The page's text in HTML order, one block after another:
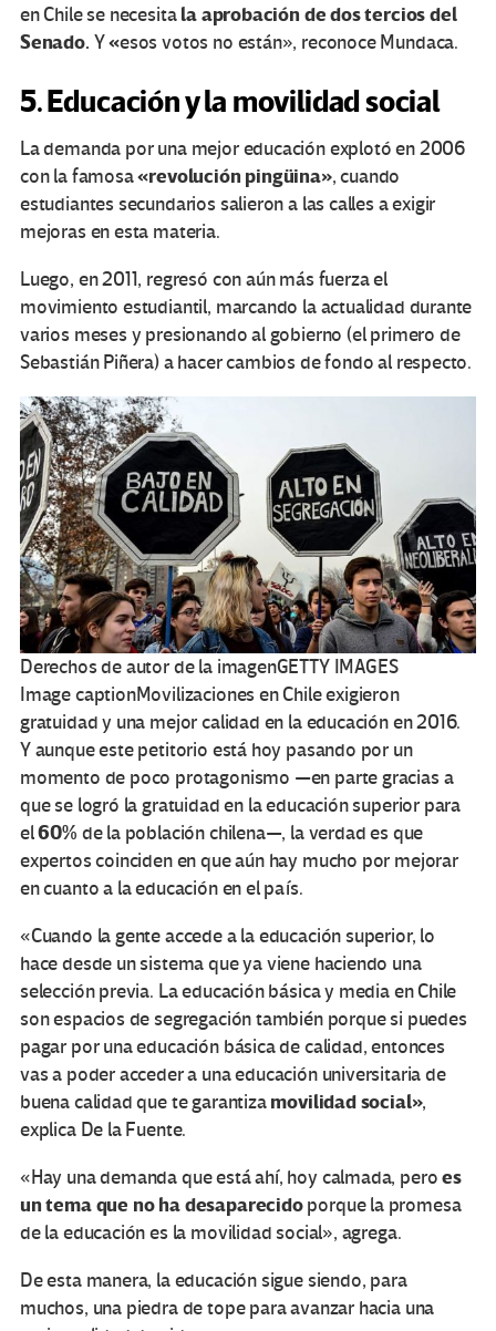
en Chile se necesitala aprobación de dos tercios del
Senado. Y«esos votos no están», reconoce Mundaca.
5. Educación y la movilidad social
La demanda por una mejor educación explotó en 2006
con la famosa«revolución pingüina», cuando
estudiantes secundarios salieron a las calles a exigir
mejoras en esta materia.
Luego, en 2011, regresó con aún más fuerza el
movimiento estudiantil, marcando la actualidad durante
varios meses y presionando al gobierno (el primero de
Sebastián Piñera) a hacer cambios de fondo al respecto.
Derechos de autor de la imagenGETTY IMAGES
Image captionMovilizaciones en Chile exigieron
gratuidad y una mejor calidad en la educación en 2016.
Y aunque este petitorio está hoy pasando por un
momento de poco protagonismo —en parte gracias a
que se logró la gratuidad en la educación superior para
el60% de la población chilena—, la verdad es que
expertos coinciden en que aún hay mucho por mejorar
en cuanto a la educación en el país.
«Cuando la gente accede a la educación superior, lo
hace desde un sistema que ya viene haciendo una
selección previa. La educación básica y media en Chile
son espacios de segregación también porque si puedes
pagar por una educación básica de calidad, entonces
vas a poder acceder a una educación universitaria de
buena calidad que te garantizamovilidad social»,
explica De la Fuente.
«Hay una demanda que está ahí, hoy calmada, peroes
un tema que no ha desaparecidoporque la promesa
de la educación es la movilidad social», agrega.
De esta manera, la educación sigue siendo, para
muchos, una piedra de tope para avanzar hacia una